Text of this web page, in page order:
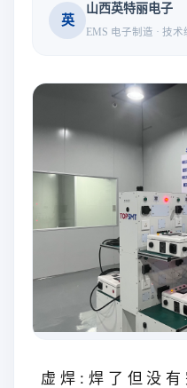
英
山西英特丽电子
EMS 电子制造 · 技术
虚焊:焊了但没